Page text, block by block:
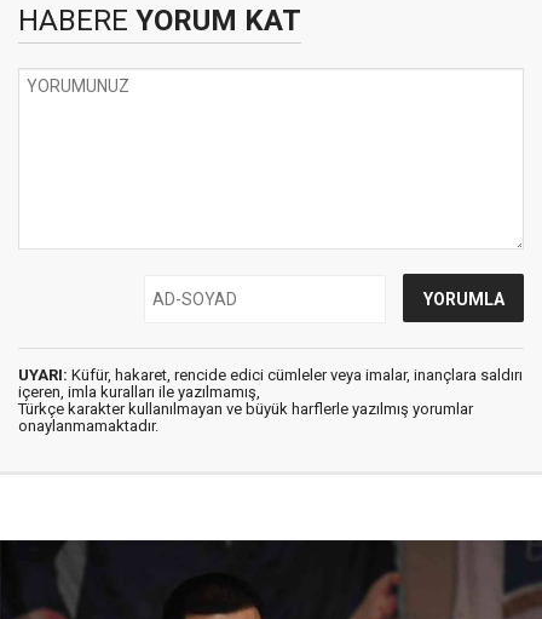
HABERE YORUM KAT
UYARI: Küfür, hakaret, rencide edici cümleler veya imalar, inançlara saldırı
içeren, imla kuralları ile yazılmamış,
Türkçe karakter kullanılmayan ve büyük harflerle yazılmış yorumlar
onaylanmamaktadır.